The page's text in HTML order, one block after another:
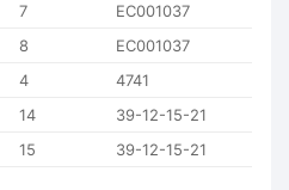
7
EC001037
8
EC001037
4
4741
14
39-12-15-21
15 39-12-15-21